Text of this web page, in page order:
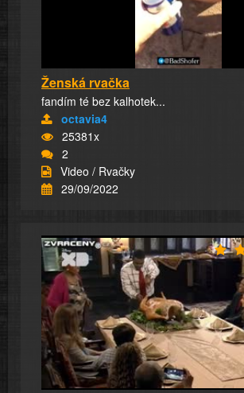
Ženská rvačka
fandím té bez kalhotek...
octavia4
25381x
2
Video / Rvačky
29/09/2022